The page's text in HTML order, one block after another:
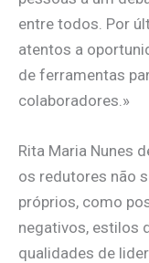
entre todos. Por
atentos a
de ferramentas
colaboradores.»
Rita Maria Nunes
os redutores não
próprios, como
negativos, estilos
qualidades de